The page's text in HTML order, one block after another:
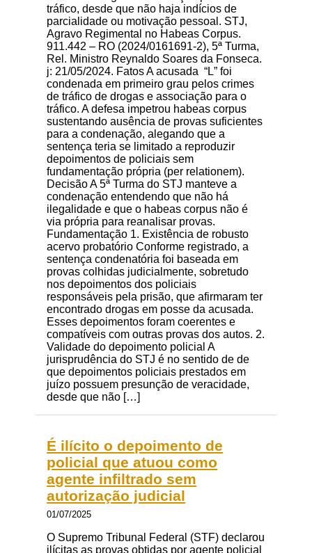
tráfico, desde que não haja indícios de
parcialidade ou motivação pessoal. STJ,
Agravo Regimental no Habeas Corpus.
911.442 – RO (2024/0161691-2), 5ª Turma,
Rel. Ministro Reynaldo Soares da Fonseca.
j: 21/05/2024. Fatos A acusada “L” foi
condenada em primeiro grau pelos crimes
de tráfico de drogas e associação para o
tráfico. A defesa impetrou habeas corpus
sustentando ausência de provas suficientes
para a condenação, alegando que a
sentença teria se limitado a reproduzir
depoimentos de policiais sem
fundamentação própria (per relationem).
Decisão A 5ª Turma do STJ manteve a
condenação entendendo que não há
ilegalidade e que o habeas corpus não é
via própria para reanalisar provas.
Fundamentação 1. Existência de robusto
acervo probatório Conforme registrado, a
sentença condenatória foi baseada em
provas colhidas judicialmente, sobretudo
nos depoimentos dos policiais
responsáveis pela prisão, que afirmaram ter
encontrado drogas em posse da acusada.
Esses depoimentos foram coerentes e
compatíveis com outras provas dos autos. 2.
Validade do depoimento policial A
jurisprudência do STJ é no sentido de de
que depoimentos policiais prestados em
juízo possuem presunção de veracidade,
desde que não […]
É ilícito o depoimento de
policial que atuou como
agente infiltrado sem
autorização judicial
01/07/2025
O Supremo Tribunal Federal (STF) declarou
ilícitas as provas obtidas por agente policial